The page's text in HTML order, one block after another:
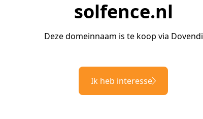
solfence.nl
Deze domeinnaam is te koop via Dovendi
Ik heb interesse